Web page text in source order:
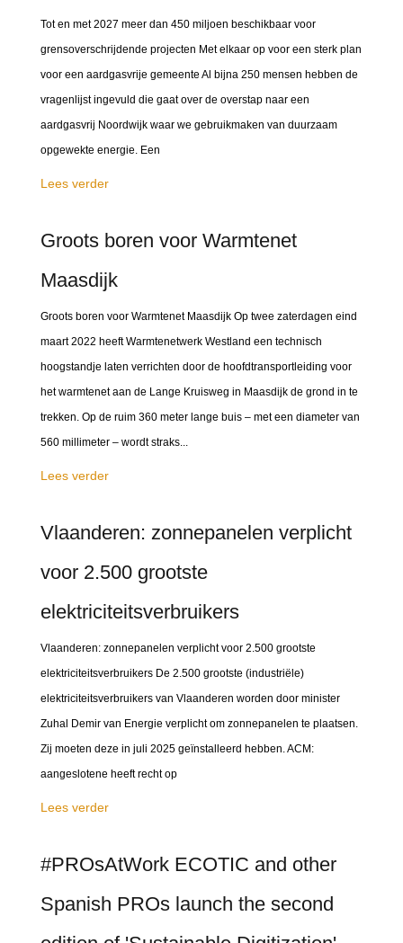
Tot en met 2027 meer dan 450 miljoen beschikbaar voor
grensoverschrijdende projecten Met elkaar op voor een sterk plan
voor een aardgasvrije gemeente Al bijna 250 mensen hebben de
vragenlijst ingevuld die gaat over de overstap naar een
aardgasvrij Noordwijk waar we gebruikmaken van duurzaam
opgewekte energie. Een
Lees verder
Groots boren voor Warmtenet
Maasdijk
Groots boren voor Warmtenet Maasdijk Op twee zaterdagen eind
maart 2022 heeft Warmtenetwerk Westland een technisch
hoogstandje laten verrichten door de hoofdtransportleiding voor
het warmtenet aan de Lange Kruisweg in Maasdijk de grond in te
trekken. Op de ruim 360 meter lange buis – met een diameter van
560 millimeter – wordt straks...
Lees verder
Vlaanderen: zonnepanelen verplicht
voor 2.500 grootste
elektriciteitsverbruikers
Vlaanderen: zonnepanelen verplicht voor 2.500 grootste
elektriciteitsverbruikers De 2.500 grootste (industriële)
elektriciteitsverbruikers van Vlaanderen worden door minister
Zuhal Demir van Energie verplicht om zonnepanelen te plaatsen.
Zij moeten deze in juli 2025 geïnstalleerd hebben. ACM:
aangeslotene heeft recht op
Lees verder
#PROsAtWork ECOTIC and other
Spanish PROs launch the second